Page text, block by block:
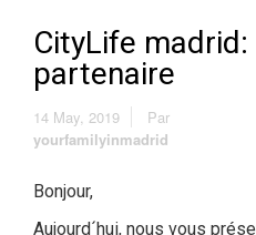
CityLife
partenaire
14 May, 2019
Par
yourfamilyinmadrid
Bonjour,
Aujourd´hui, nous vous